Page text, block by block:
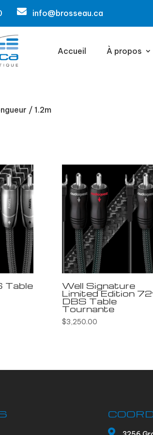
 info@brosseau.ca
Accueil À propos
/ 1.2m
Table Well Signature
Limited Edition
DBS Table
Tournante
$3,250.00
